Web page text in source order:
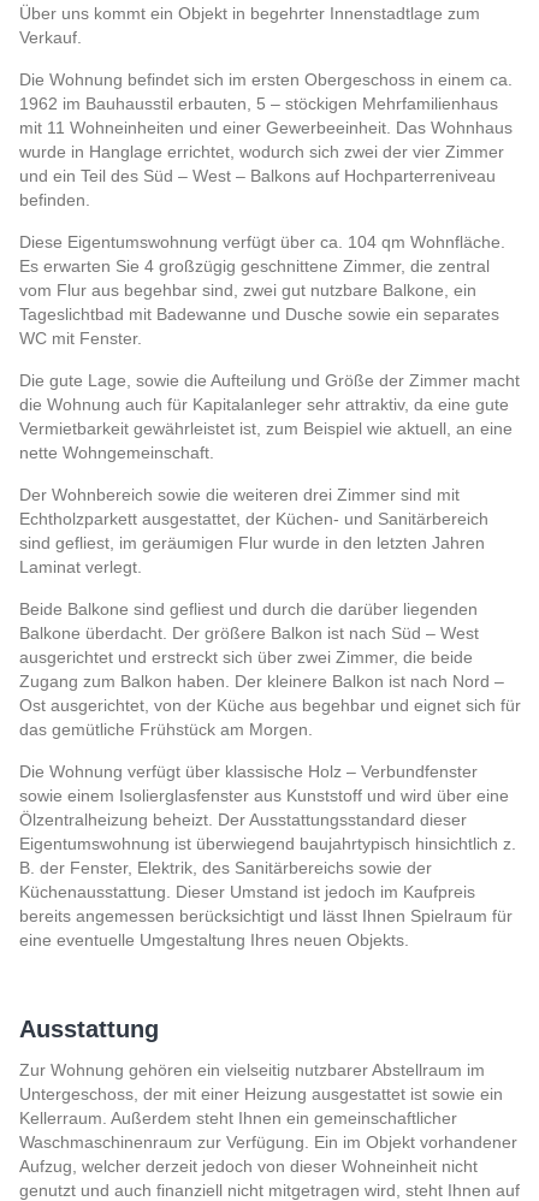
Über uns kommt ein Objekt in begehrter Innenstadtlage zum
Verkauf.
Die Wohnung befindet sich im ersten Obergeschoss in einem ca.
1962 im Bauhausstil erbauten, 5 – stöckigen Mehrfamilienhaus
mit 11 Wohneinheiten und einer Gewerbeeinheit. Das Wohnhaus
wurde in Hanglage errichtet, wodurch sich zwei der vier Zimmer
und ein Teil des Süd – West – Balkons auf Hochparterreniveau
befinden.
Diese Eigentumswohnung verfügt über ca. 104 qm Wohnfläche.
Es erwarten Sie 4 großzügig geschnittene Zimmer, die zentral
vom Flur aus begehbar sind, zwei gut nutzbare Balkone, ein
Tageslichtbad mit Badewanne und Dusche sowie ein separates
WC mit Fenster.
Die gute Lage, sowie die Aufteilung und Größe der Zimmer macht
die Wohnung auch für Kapitalanleger sehr attraktiv, da eine gute
Vermietbarkeit gewährleistet ist, zum Beispiel wie aktuell, an eine
nette Wohngemeinschaft.
Der Wohnbereich sowie die weiteren drei Zimmer sind mit
Echtholzparkett ausgestattet, der Küchen- und Sanitärbereich
sind gefliest, im geräumigen Flur wurde in den letzten Jahren
Laminat verlegt.
Beide Balkone sind gefliest und durch die darüber liegenden
Balkone überdacht. Der größere Balkon ist nach Süd – West
ausgerichtet und erstreckt sich über zwei Zimmer, die beide
Zugang zum Balkon haben. Der kleinere Balkon ist nach Nord –
Ost ausgerichtet, von der Küche aus begehbar und eignet sich für
das gemütliche Frühstück am Morgen.
Die Wohnung verfügt über klassische Holz – Verbundfenster
sowie einem Isolierglasfenster aus Kunststoff und wird über eine
Ölzentralheizung beheizt. Der Ausstattungsstandard dieser
Eigentumswohnung ist überwiegend baujahrtypisch hinsichtlich z.
B. der Fenster, Elektrik, des Sanitärbereichs sowie der
Küchenausstattung. Dieser Umstand ist jedoch im Kaufpreis
bereits angemessen berücksichtigt und lässt Ihnen Spielraum für
eine eventuelle Umgestaltung Ihres neuen Objekts.
Ausstattung
Zur Wohnung gehören ein vielseitig nutzbarer Abstellraum im
Untergeschoss, der mit einer Heizung ausgestattet ist sowie ein
Kellerraum. Außerdem steht Ihnen ein gemeinschaftlicher
Waschmaschinenraum zur Verfügung. Ein im Objekt vorhandener
Aufzug, welcher derzeit jedoch von dieser Wohneinheit nicht
genutzt und auch finanziell nicht mitgetragen wird, steht Ihnen auf